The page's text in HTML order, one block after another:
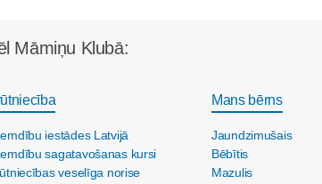
Māmiņu Klubā:
iestādes Latvijā
sagatavošanas kursi
veselīga norise
Mans bērns
Jaundzimušais
Bēbītis
Mazulis